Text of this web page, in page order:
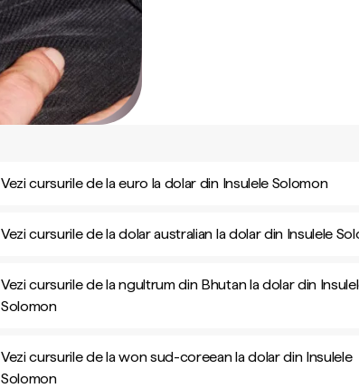
Vezi cursurile de la euro la dolar din Insulele Solomon
Vezi cursurile de la dolar australian la dolar din Insulele
Vezi cursurile de la ngultrum din Bhutan la dolar din
Solomon
Vezi cursurile de la won sud-coreean la dolar din Insulele
Solomon